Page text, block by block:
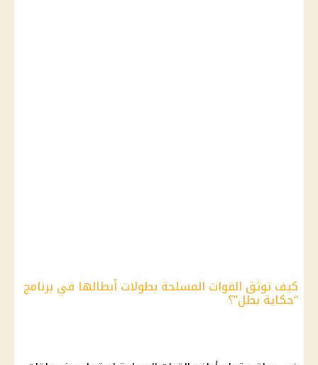
كيف توثق القوات المسلحة بطولات أبطالها في برنامج
“حكاية بطل”؟